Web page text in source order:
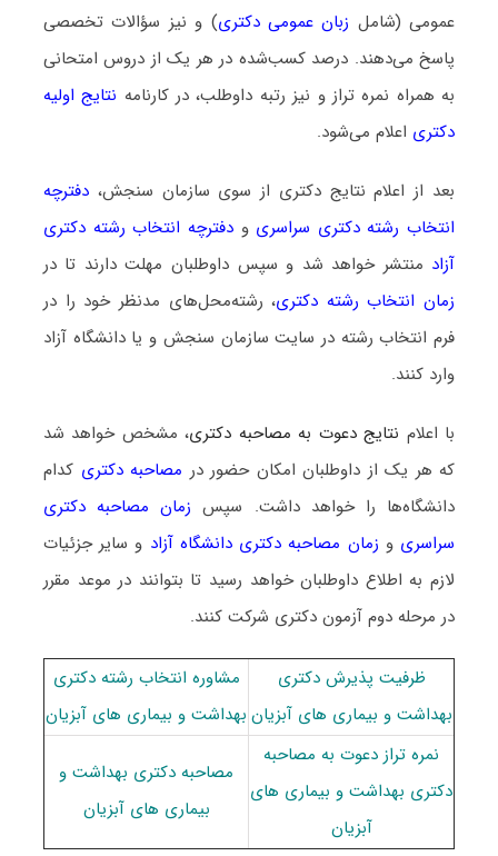
عمومی (شامل زبان عمومی دکتری) و نیز سؤالات تخصصی
پاسخ می‌دهند. درصد کسب‌شده در هر یک از دروس امتحانی
به همراه نمره تراز و نیز رتبه داوطلب، در کارنامه نتایج اولیه
دکتری اعلام می‌شود.
بعد از اعلام نتایج دکتری از سوی سازمان سنجش،دفترچه
انتخاب رشته دکتری سراسری ودفترچه انتخاب رشته دکتری
آزاد منتشر خواهد شد و سپس داوطلبان مهلت دارند تا در
زمان انتخاب رشته دکتری، رشته‌محل‌های مدنظر خود را در
فرم انتخاب رشته در سایت سازمان سنجش و یا دانشگاه آزاد
وارد کنند.
با اعلام نتایج دعوت به مصاحبه دکتری، مشخص خواهد شد
که هر یک از داوطلبان امکان حضور در مصاحبه دکتری کدام
دانشگاه‌ها را خواهد داشت. سپس زمان مصاحبه دکتری
سراسری و زمان مصاحبه دکتری دانشگاه آزاد و سایر جزئیات
لازم به اطلاع داوطلبان خواهد رسید تا بتوانند در موعد مقرر
در مرحله دوم آزمون دکتری شرکت کنند.
ظرفیت پذیرش دکتری
بهداشت و بیماری های آبزیان
مشاوره انتخاب رشته دکتری
بهداشت و بیماری های آبزیان
نمره تراز دعوت به مصاحبه
دکتری بهداشت و بیماری های
آبزیان
مصاحبه دکتری بهداشت و
بیماری های آبزیان